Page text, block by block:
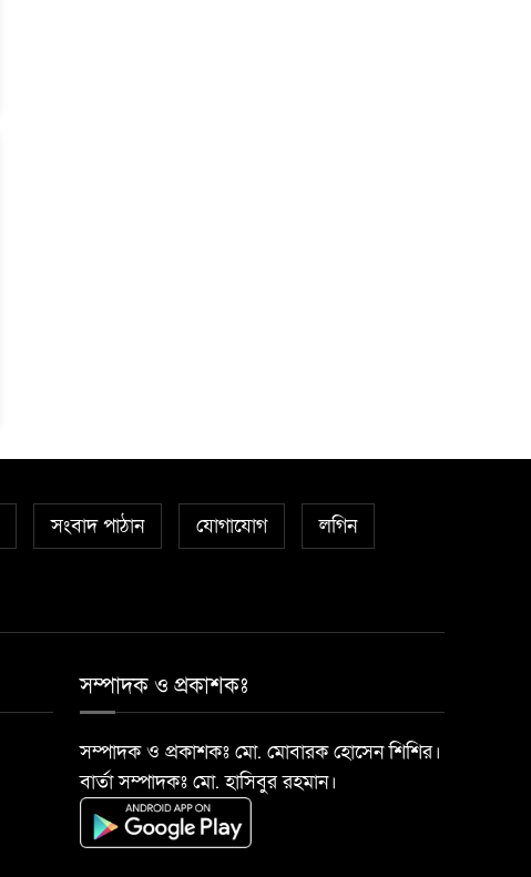
সংবাদ পাঠান যোগাযোগ লগিন
সম্পাদক ও প্রকাশকঃ
সম্পাদক ও প্রকাশকঃ মো. মোবারক হোসেন শিশির।
বার্তা সম্পাদকঃ মো. হাসিবুর রহমান।